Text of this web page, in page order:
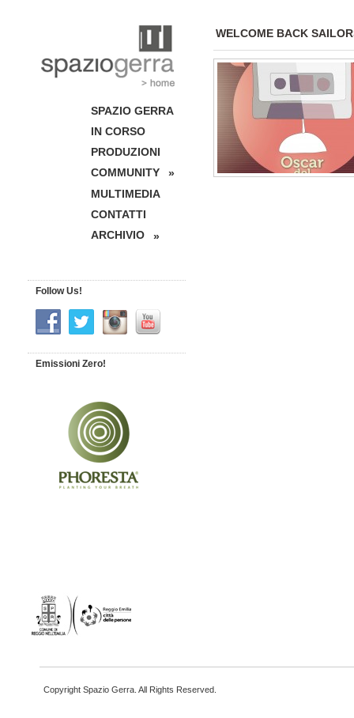
WELCOME BACK
SPAZIO GERRA
IN CORSO
PRODUZIONI
COMMUNITY
»
MULTIMEDIA
CONTATTI
ARCHIVIO
»
Follow Us!
Emissioni Zero!
Copyright Spazio Gerra. All Rights Reserved.